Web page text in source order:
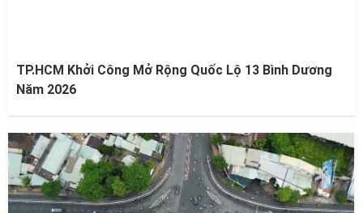
TP.HCM Khởi Công Mở Rộng Quốc Lộ 13 Bình Dương
Năm 2026